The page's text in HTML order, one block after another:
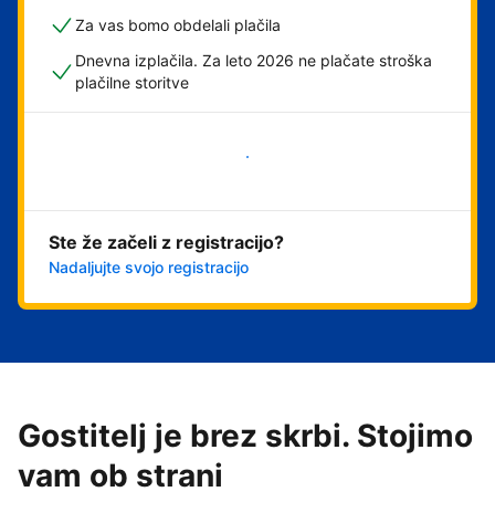
Za vas bomo obdelali plačila
Dnevna izplačila. Za leto 2026 ne plačate stroška
plačilne storitve
Ste že začeli z registracijo?
Nadaljujte svojo registracijo
Gostitelj je brez skrbi. Stojimo
vam ob strani